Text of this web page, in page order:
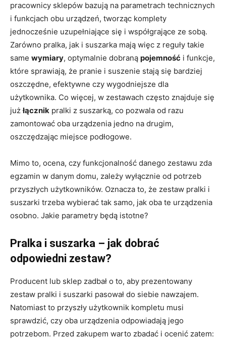
pracownicy sklepów bazują na parametrach technicznych
i funkcjach obu urządzeń, tworząc komplety
jednocześnie uzupełniające się i współgrające ze sobą.
Zarówno pralka, jak i suszarka mają więc z reguły takie
same wymiary, optymalnie dobraną pojemność i funkcje,
które sprawiają, że pranie i suszenie stają się bardziej
oszczędne, efektywne czy wygodniejsze dla
użytkownika. Co więcej, w zestawach często znajduje się
już łącznik pralki z suszarką, co pozwala od razu
zamontować oba urządzenia jedno na drugim,
oszczędzając miejsce podłogowe.
Mimo to, ocena, czy funkcjonalność danego zestawu zda
egzamin w danym domu, zależy wyłącznie od potrzeb
przyszłych użytkowników. Oznacza to, że zestaw pralki i
suszarki trzeba wybierać tak samo, jak oba te urządzenia
osobno. Jakie parametry będą istotne?
Pralka i suszarka – jak dobrać
odpowiedni zestaw?
Producent lub sklep zadbał o to, aby prezentowany
zestaw pralki i suszarki pasował do siebie nawzajem.
Natomiast to przyszły użytkownik kompletu musi
sprawdzić, czy oba urządzenia odpowiadają jego
potrzebom. Przed zakupem warto zbadać i ocenić zatem: